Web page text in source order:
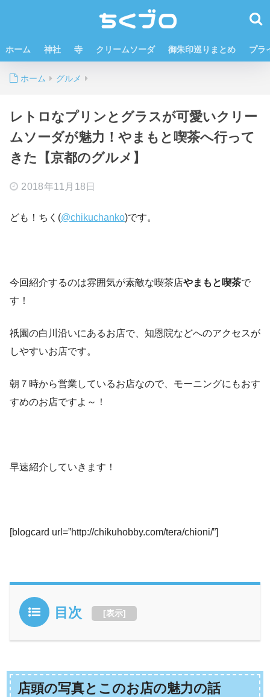
ホーム 神社 寺 クリームソーダ 御朱印巡りまとめ プラ
ホーム グルメ
レトロなプリンとグラスが可愛いクリー
ムソーダが魅力！やまもと喫茶へ行って
きた【京都のグルメ】
2018年11月18日
ども！ちく(@chikuchanko)です。
今回紹介するのは雰囲気が素敵な喫茶店やまもと喫茶で
す！
祇園の白川沿いにあるお店で、知恩院などへのアクセスが
しやすいお店です。
朝７時から営業しているお店なので、モーニングにもおす
すめのお店ですよ～！
早速紹介していきます！
[blogcard url=”http://chikuhobby.com/tera/chioni/”]
目次 [表示]
店頭の写真とこのお店の魅力の話